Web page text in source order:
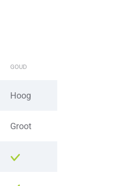
GOUD
Hoog
Groot